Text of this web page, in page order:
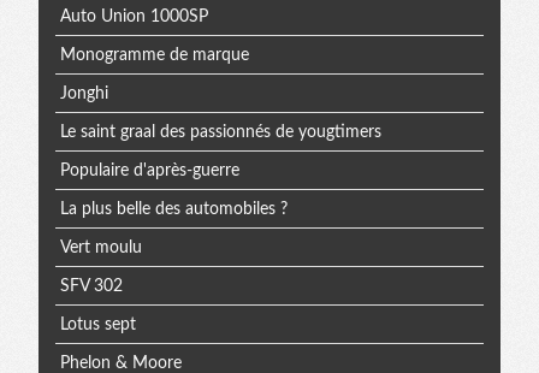
Auto Union 1000SP
Monogramme de marque
Jonghi
Le saint graal des passionnés de yougtimers
Populaire d'après-guerre
La plus belle des automobiles ?
Vert moulu
SFV 302
Lotus sept
Phelon & Moore